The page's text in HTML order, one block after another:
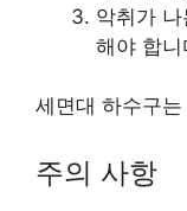
악취가
해야 합니
세면대 하수구는
주의 사항